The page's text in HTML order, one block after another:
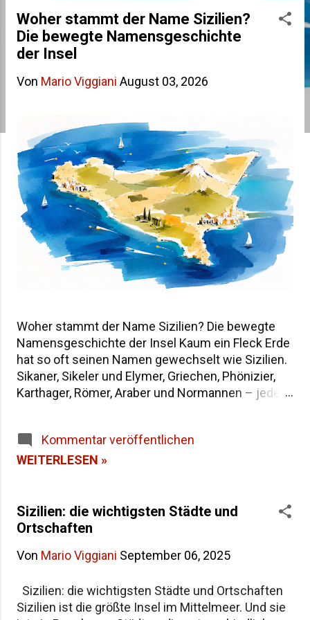
Woher stammt der Name Sizilien?
Die bewegte Namensgeschichte
der Insel
Von Mario Viggiani August 03, 2026
Woher stammt der Name Sizilien? Die bewegte
Namensgeschichte der Insel Kaum ein Fleck Erde
hat so oft seinen Namen gewechselt wie Sizilien.
Sikaner, Sikeler und Elymer, Griechen, Phönizier,
Karthager, Römer, Araber und Normannen – jede
fragst, warum die Insel heute "Sicilia" heißt und
wie sie in der Antike genannt wurde, findest du
heutigen Namen. Woher stammt der Name
Sizilien Inhaltsverzeichnis Die Herkunft des
die drei Kaps Sicania – der Name nach den
Weitere antike Namen und Legenden Alle Namen
Siziliens im Überblick Häufige Fragen zur
Kommentar veröffentlichen
WEITERLESEN »
Sizilien: die wichtigsten Städte und
Ortschaften
Von Mario Viggiani September 06, 2025
Sizilien: die wichtigsten Städte und Ortschaften
Sizilien ist die größte Insel im Mittelmeer. Und sie